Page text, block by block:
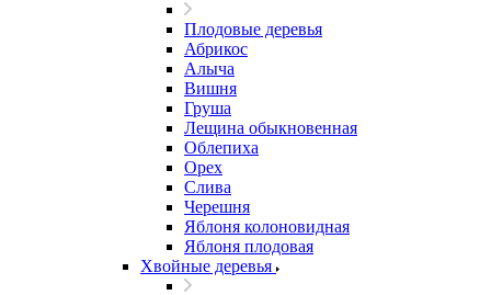
Плодовые деревья
Абрикос
Алыча
Вишня
Груша
Лещина обыкновенная
Облепиха
Орех
Слива
Черешня
Яблоня колоновидная
Яблоня плодовая
Хвойные деревья